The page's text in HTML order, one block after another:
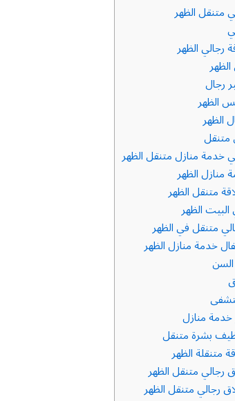
متنقل الظهر
رجالي الظهر
رجال
الظهر
الظهر
متنقل
خدمة منازل متنقل الظهر
منازل الظهر
متنقل الظهر
الظهر
متنقل في الظهر
خدمة منازل الظهر
منازل
بشرة متنقل
متنقلة الظهر
رجالي متنقل الظهر
رجالي متنقل الظهر